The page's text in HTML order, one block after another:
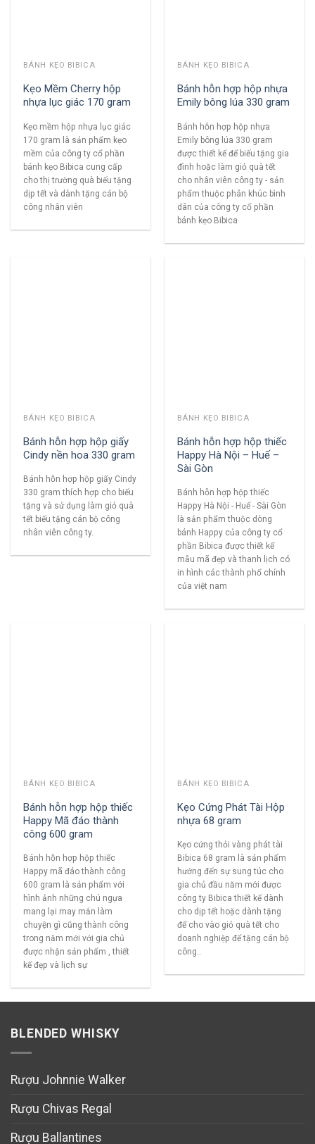
BÁNH KẸO BIBICA
Kẹo Mềm Cherry hộp
nhựa lục giác 170 gram
Kẹo mềm hộp nhựa lục giác
170 gram là sản phẩm kẹo
mềm của công ty cổ phần
bánh kẹo Bibica cung cấp
cho thị trường quà biếu tặng
dịp tết và dành tặng cán bộ
công nhân viên
BÁNH KẸO BIBICA
Bánh hỗn hợp hộp nhựa
Emily bông lúa 330 gram
Bánh hỗn hợp hộp nhựa
Emily bông lúa 330 gram
được thiết kế để biếu tặng gia
đình hoặc làm giỏ quà tết
cho nhân viên công ty - sản
phẩm thuộc phân khúc bình
dân của công ty cổ phần
bánh kẹo Bibica
BÁNH KẸO BIBICA
Bánh hỗn hợp hộp giấy
Cindy nền hoa 330 gram
Bánh hỗn hợp hộp giấy Cindy
330 gram thích hợp cho biếu
tặng và sử dụng làm giỏ quà
tết biếu tặng cán bộ công
nhân viên công ty.
BÁNH KẸO BIBICA
Bánh hỗn hợp hộp thiếc
Happy Hà Nội – Huế –
Sài Gòn
Bánh hỗn hợp hộp thiếc
Happy Hà Nội - Huế - Sài Gòn
là sản phẩm thuộc dòng
bánh Happy của công ty cổ
phần Bibica được thiết kế
mẫu mã đẹp và thanh lịch có
in hình các thành phố chính
của việt nam
BÁNH KẸO BIBICA
Bánh hỗn hợp hộp thiếc
Happy Mã đáo thành
công 600 gram
Bánh hỗn hợp hộp thiếc
Happy mã đáo thành công
600 gram là sản phẩm với
hình ảnh những chú ngựa
mang lại may mắn làm
chuyện gì cũng thành công
trong năm mới với gia chủ
được nhận sản phẩm , thiết
kế đẹp và lịch sự
BÁNH KẸO BIBICA
Kẹo Cứng Phát Tài Hộp
nhựa 68 gram
Kẹo cứng thỏi vàng phát tài
Bibica 68 gram là sản phẩm
hướng đến sự sung túc cho
gia chủ đầu năm mới được
công ty Bibica thiết kế dành
cho dịp tết hoặc dành tặng
để cho vào giỏ quà tết cho
doanh nghiệp để tặng cán bộ
công..
BLENDED WHISKY
Rượu Johnnie Walker
Rượu Chivas Regal
Rượu Ballantines